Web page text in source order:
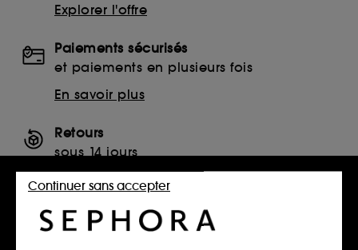
Explorer l'offre
Paiements sécurisés
et paiements en plusieurs fois
En savoir plus
Retours
sous 14 jours
Retourner mon article
SERVICES, CONTACT ET CONDITIONS DES OFFRES
Continuer sans accepter